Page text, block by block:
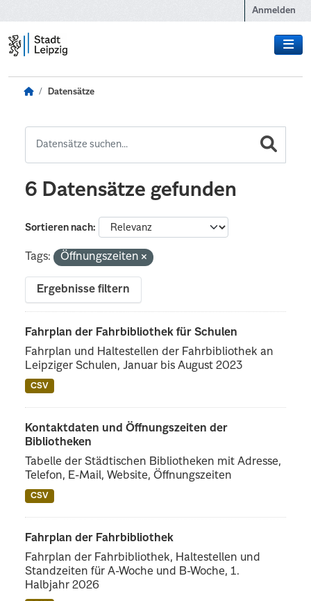
Anmelden
Datensätze
6 Datensätze gefunden
Sortieren nach
Tags: Öffnungszeiten
Ergebnisse filtern
Fahrplan der Fahrbibliothek für Schulen
Fahrplan und Haltestellen der Fahrbibliothek an
Leipziger Schulen, Januar bis August 2023
CSV
Kontaktdaten und Öffnungszeiten der
Bibliotheken
Tabelle der Städtischen Bibliotheken mit Adresse,
Telefon, E-Mail, Website, Öffnungszeiten
CSV
Fahrplan der Fahrbibliothek
Fahrplan der Fahrbibliothek, Haltestellen und
Standzeiten für A-Woche und B-Woche, 1.
Halbjahr 2026